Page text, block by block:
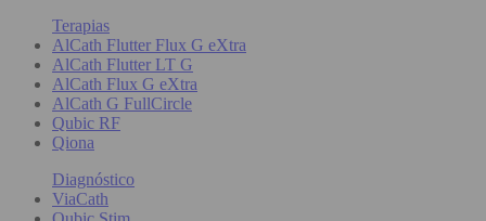
Terapias
AlCath Flutter Flux G eXtra
AlCath Flutter LT G
AlCath Flux G eXtra
AlCath G FullCircle
Qubic RF
Qiona
Diagnóstico
ViaCath